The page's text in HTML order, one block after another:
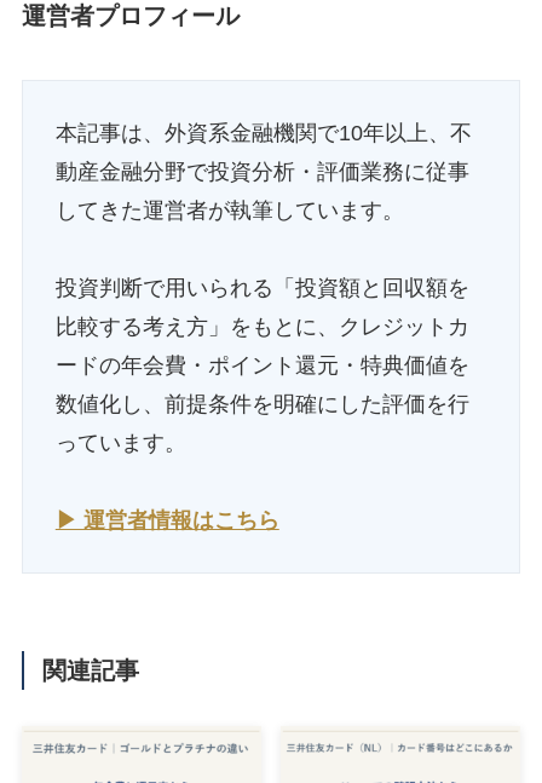
運営者プロフィール
本記事は、外資系金融機関で10年以上、不
動産金融分野で投資分析・評価業務に従事
してきた運営者が執筆しています。
投資判断で用いられる「投資額と回収額を
比較する考え方」をもとに、クレジットカ
ードの年会費・ポイント還元・特典価値を
数値化し、前提条件を明確にした評価を行
っています。
▶ 運営者情報はこちら
関連記事